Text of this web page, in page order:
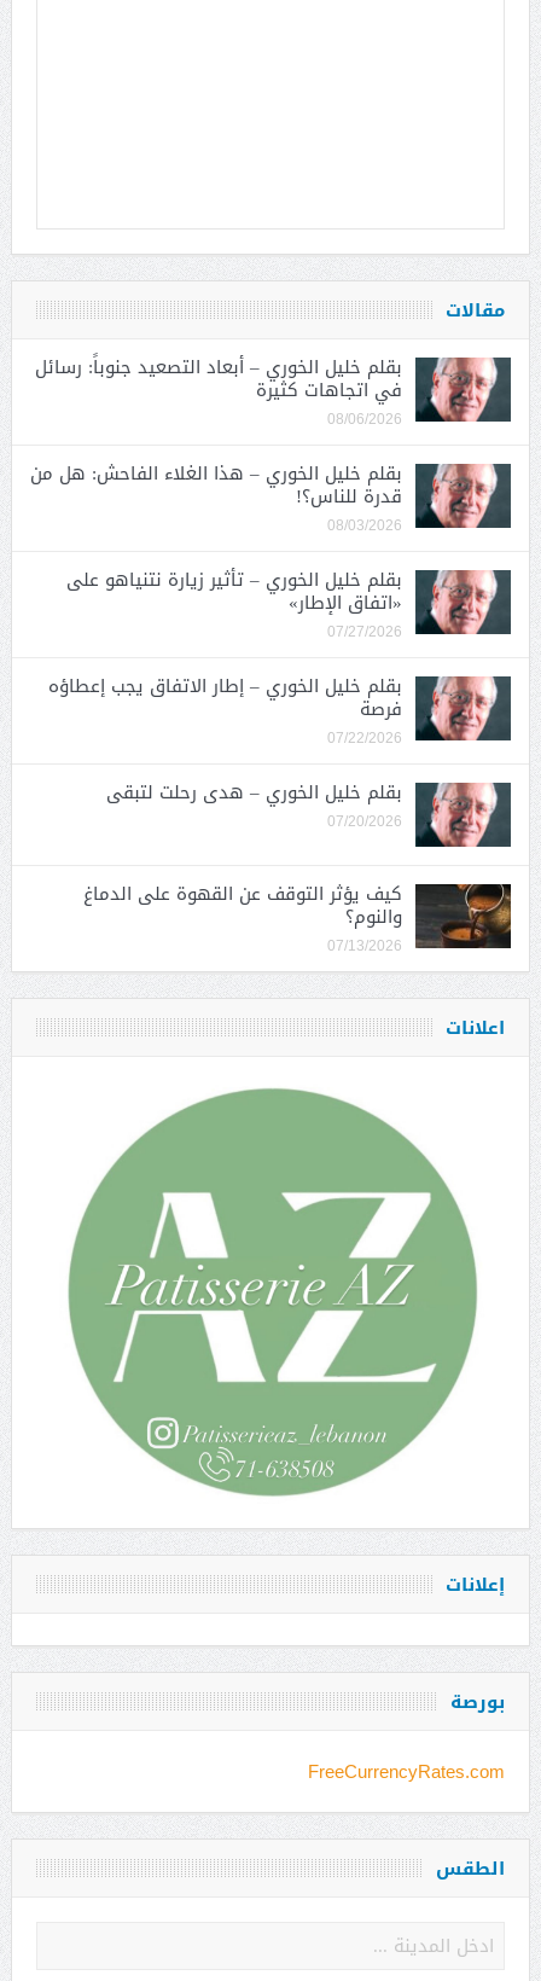
مقالات
بقلم خليل الخوري – أبعاد التصعيد جنوباً: رسائل
في اتجاهات كثيرة
08/06/2026
بقلم خليل الخوري – هذا الغلاء الفاحش: هل من
قدرة للناس؟!
08/03/2026
بقلم خليل الخوري – تأثير زيارة نتنياهو على
«اتفاق الإطار»
07/27/2026
بقلم خليل الخوري – إطار الاتفاق يجب إعطاؤه
فرصة
07/22/2026
بقلم خليل الخوري – هدى رحلت لتبقى
07/20/2026
كيف يؤثر التوقف عن القهوة على الدماغ
والنوم؟
07/13/2026
اعلانات
إعلانات
بورصة
FreeCurrencyRates.com
الطقس